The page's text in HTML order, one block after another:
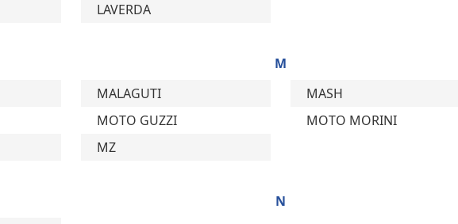
LAVERDA
M
MALAGUTI
MASH
MOTO GUZZI
MOTO MORINI
MZ
N